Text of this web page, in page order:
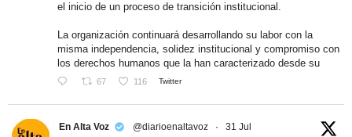
el inicio de un proceso de transición institucional.
La organización continuará desarrollando su labor con la
misma independencia, solidez institucional y compromiso con
los derechos humanos que la han caracterizado desde su
67 116 Twitter
En Alta Voz @diarioenaltavoz · 31 Jul